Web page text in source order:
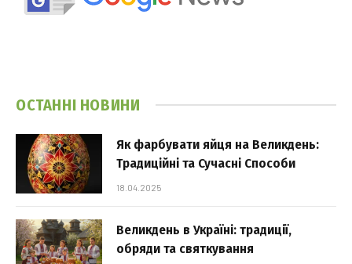
ОСТАННІ НОВИНИ
Як фарбувати яйця на Великдень:
Традиційні та Сучасні Способи
18.04.2025
Великдень в Україні: традиції,
обряди та святкування